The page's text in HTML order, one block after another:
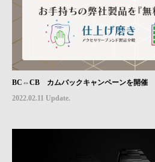
BC⇔CB カムバックキャンペーンを開催
2022.02.11 Update.